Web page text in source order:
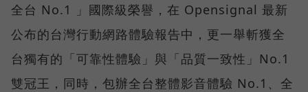
全台 No.1 」國際級榮譽，在 Opensignal 最新
公布的台灣行動網路體驗報告中，更一舉斬獲全
台獨有的「可靠性體驗」與「品質一致性」No.1
雙冠王，同時，包辦全台整體影音體驗 No.1、全